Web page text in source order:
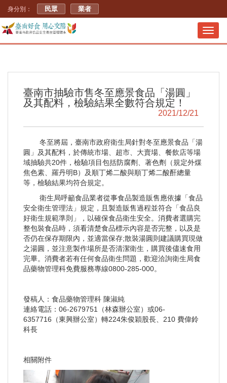
身分別： 民眾 業者
臺南市抽驗市售冬至應景食品「湯圓」
及其配料，檢驗結果全數符合規定！
2021/12/21
冬至將屆，臺南市政府衛生局針對冬至應景食品「湯
圓」及其配料，於傳統市場、超市、大賣場、餐飲店等場
域抽驗共20件，檢驗項目包括防腐劑、著色劑（規定外煤
焦色素、羅丹明B）及順丁烯二酸與順丁烯二酸酐總量
等，檢驗結果均符合規定。
衛生局呼籲食品業者從事食品製造販售應依據「食品
安全衛生管理法」規定，且製造販售過程並符合「食品良
好衛生規範準則」，以確保食品衛生安全。消費者選購完
整包裝食品時，須看清楚食品標示內容是否完整，以及是
否仍在保存期限內，並適當保存;散裝湯圓則建議購買現做
之湯圓，並注意製作場所是否清潔衛生，購買後儘速食用
完畢。消費者若有任何食品衛生問題，歡迎洽詢衛生局食
品藥物管理科免費服務專線0800-285-000。
發稿人：食品藥物管理科 陳淑純
連絡電話：06-2679751（林森辦公室）或06-
6357716（東興辦公室）轉224朱俊穎股長、210 費偉鈴
科長
相關附件